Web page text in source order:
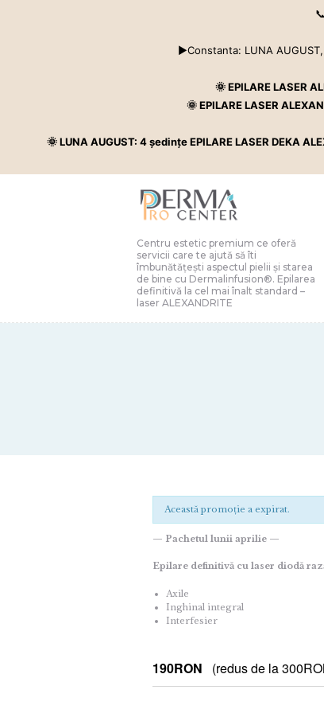
▶Constanta: LUNA
🌞 EPILARE LASER
🌞 EPILARE LASER
🌞 LUNA AUGUST: 4 şedinţe EPILARE LASER DEKA
Centru estetic premium ce oferă
servicii care te ajută să îti
îmbunătățești aspectul pielii și starea
de bine cu Dermalinfusion®️. Epilarea
definitivă la cel mai înalt standard –
laser ALEXANDRITE
Centru estetic premium ce oferă servicii care te
Această promoție a expirat.
— Pachetul lunii aprilie —
Epilare definitivă cu laser diodă
Axile
Inghinal integral
Interfesier
190RON (redus de la